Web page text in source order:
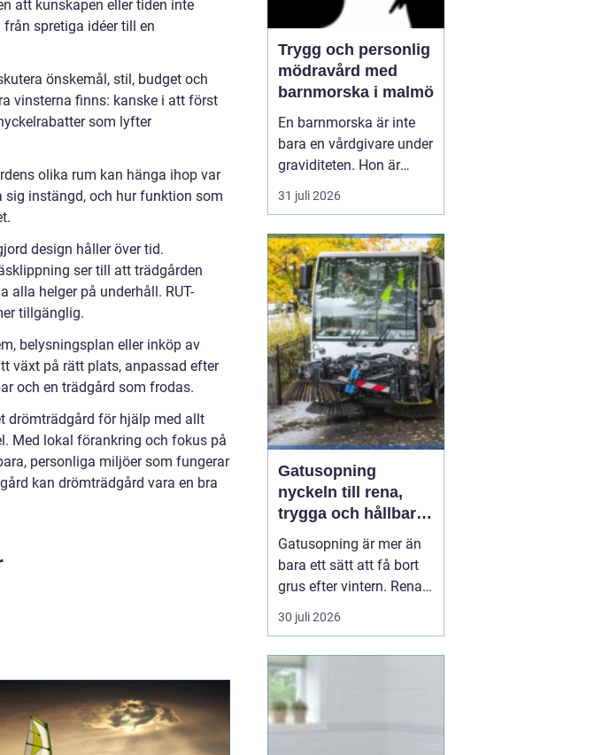
att kunskapen eller tiden inte
spretiga idéer till en
önskemål, stil, budget och
vinsterna finns: kanske i att först
som lyfter
olika rum kan hänga ihop var
instängd, och hur funktion som
design håller över tid.
ser till att trädgården
alla helger på underhåll. RUT-
tillgänglig.
belysningsplan eller inköp av
växt på rätt plats, anpassad efter
och en trädgård som frodas.
drömträdgård för hjälp med allt
Med lokal förankring och fokus på
personliga miljöer som fungerar
kan drömträdgård vara en bra
Trygg och personlig
mödravård med
barnmorska i malmö
En barnmorska är inte
bara en vårdgivare under
graviditeten. Hon är
också en följeslagare
genom flera viktiga
cellprovet i ung vuxen
ålder till stöd inför
förlossning, amning och
preventivmedelsrådgivni
ng. I en växande sta...
31 juli 2026
Gatusopning
nyckeln till rena,
trygga och hållbara
stadsmiljöer
Gatusopning är mer än
bara ett sätt att få bort
grus efter vintern. Rena
gator och gångvägar
påverkar hur människor
och hur väl staden
fungerar vid kraftigt regn
eller snösmältning. En
30 juli 2026